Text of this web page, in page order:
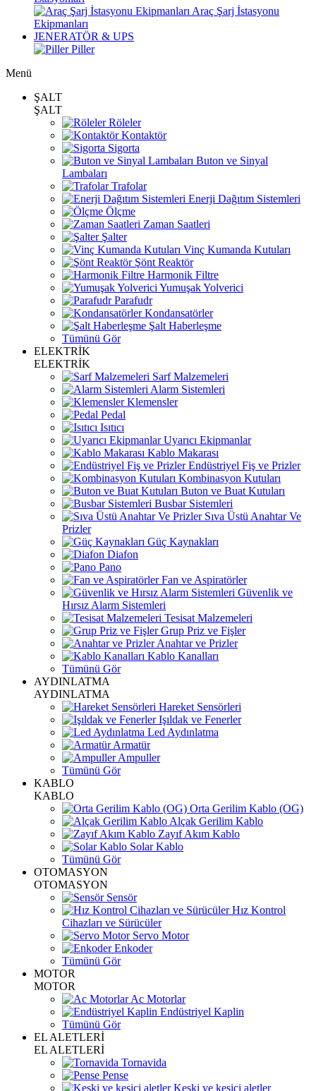
Araç Şarj İstasyonu
Ekipmanları
JENERATÖR & UPS
Piller
Menü
ŞALT
ŞALT
Röleler
Kontaktör
Sigorta
Buton ve Sinyal
Lambaları
Trafolar
Enerji Dağıtım Sistemleri
Ölçme
Zaman Saatleri
Şalter
Vinç Kumanda Kutuları
Şönt Reaktör
Harmonik Filtre
Yumuşak Yolverici
Parafudr
Kondansatörler
Şalt Haberleşme
Tümünü Gör
ELEKTRİK
ELEKTRİK
Sarf Malzemeleri
Alarm Sistemleri
Klemensler
Pedal
Isıtıcı
Uyarıcı Ekipmanlar
Kablo Makarası
Endüstriyel Fiş ve Prizler
Kombinasyon Kutuları
Buton ve Buat Kutuları
Busbar Sistemleri
Sıva Üstü Anahtar Ve
Prizler
Güç Kaynakları
Diafon
Pano
Fan ve Aspiratörler
Güvenlik ve
Hırsız Alarm Sistemleri
Tesisat Malzemeleri
Grup Priz ve Fişler
Anahtar ve Prizler
Kablo Kanalları
Tümünü Gör
AYDINLATMA
AYDINLATMA
Hareket Sensörleri
Işıldak ve Fenerler
Led Aydınlatma
Armatür
Ampuller
Tümünü Gör
KABLO
KABLO
Orta Gerilim Kablo (OG)
Alçak Gerilim Kablo
Zayıf Akım Kablo
Solar Kablo
Tümünü Gör
OTOMASYON
OTOMASYON
Sensör
Hız Kontrol
Cihazları ve Sürücüler
Servo Motor
Enkoder
Tümünü Gör
MOTOR
MOTOR
Ac Motorlar
Endüstriyel Kaplin
Tümünü Gör
EL ALETLERİ
EL ALETLERİ
Tornavida
Pense
Keski ve kesici aletler